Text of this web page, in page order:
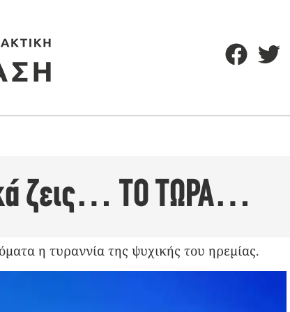
ζεις… ΤΟ ΤΩΡΑ…
η τυραννία της ψυχικής του ηρεμίας.